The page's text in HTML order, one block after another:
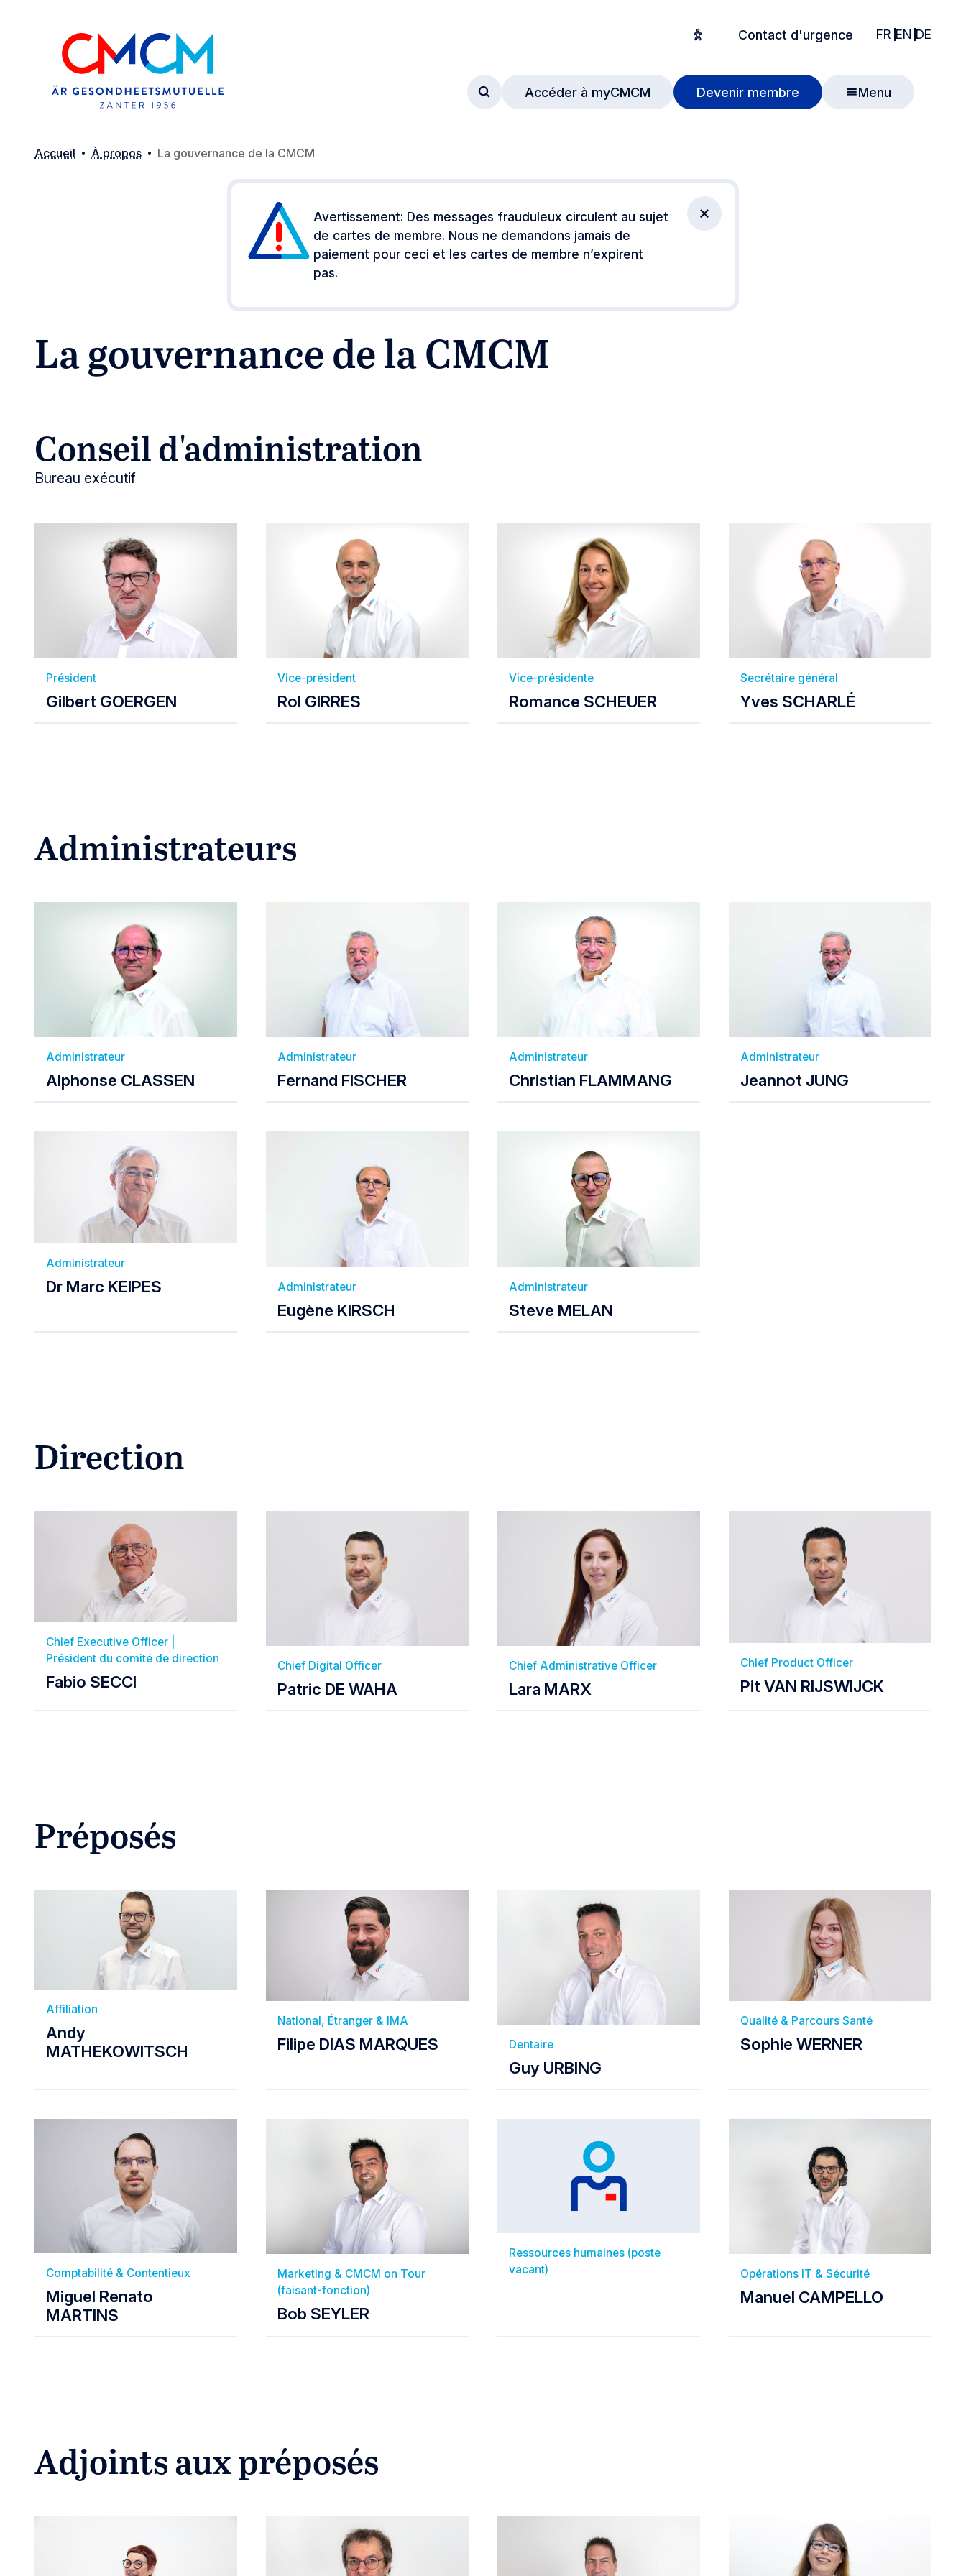
Options d'accessibilité
Contact d'urgence FR English
EN English
DE
Accéder au formulaire de recherche
Accéder à myCMCM Devenir membre Menu
Accueil À propos La gouvernance de la CMCM
Avertissement: Des messages frauduleux circulent au sujet
de cartes de membre. Nous ne demandons jamais de
paiement pour ceci et les cartes de membre n’expirent
pas.
Fermer la notification
La gouvernance de la CMCM
Conseil d'administration
Bureau exécutif
Président
Gilbert GOERGEN
Vice-président
Rol GIRRES
Vice-présidente
Romance SCHEUER
Secrétaire général
Yves SCHARLÉ
Administrateurs
Administrateur
Alphonse CLASSEN
Administrateur
Fernand FISCHER
Administrateur
Christian FLAMMANG
Administrateur
Jeannot JUNG
Administrateur
Dr Marc KEIPES Administrateur
Eugène KIRSCH
Administrateur
Steve MELAN
Direction
Chief Executive Officer |
Président du comité de direction
Fabio SECCI
Chief Digital Officer
Patric DE WAHA
Chief Administrative Officer
Lara MARX
Chief Product Officer
Pit VAN RIJSWIJCK
Préposés
Affiliation
Andy
MATHEKOWITSCH
National, Étranger & IMA
Filipe DIAS MARQUES Dentaire
Guy URBING
Qualité & Parcours Santé
Sophie WERNER
Comptabilité & Contentieux
Miguel Renato
MARTINS
Marketing & CMCM on Tour
(faisant-fonction)
Bob SEYLER
Ressources humaines (poste
vacant)
Opérations IT & Sécurité
Manuel CAMPELLO
Adjoints aux préposés